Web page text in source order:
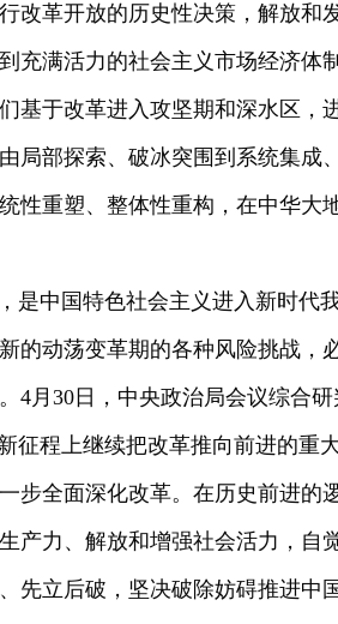
改革开放的历史性决策，解放和
充满活力的社会主义市场经济体
基于改革进入攻坚期和深水区，
局部探索、破冰突围到系统集成
性重塑、整体性重构，在中华大
是中国特色社会主义进入新时代
的动荡变革期的各种风险挑战，
4月30日，中央政治局会议综合研
征程上继续把改革推向前进的重
全面深化改革。在历史前进的
产力、解放和增强社会活力，自
先立后破，坚决破除妨碍推进中